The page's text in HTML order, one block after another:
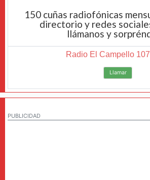
150 cuñas radiofónicas
directorio y redes
llámanos y
Radio El Campello
Llamar
PUBLICIDAD